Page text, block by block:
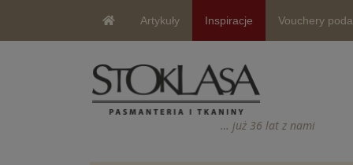
Artykuły Inspiracje Vouchery
… już 36 lat z nami